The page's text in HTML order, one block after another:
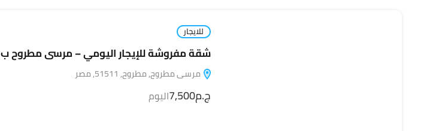
للايجار
شقة مفروشة للإيجار اليومي – مرسى مطروح ب 7,500 جنيه
مرسى مطروح, مطروح, 51511, مصر
ج.م7,500 اليوم